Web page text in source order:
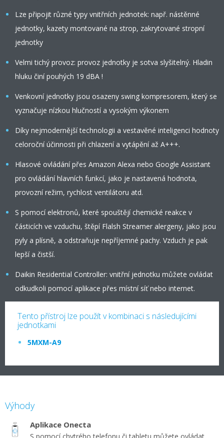
Lze připojit různé typy vnitřních jednotek: např. nástěnné
jednotky, kazety montované na strop, zakrytované stropní
jednotky
Velmi tichý provoz: provoz jednotky je sotva slyšitelný. Hladin
hluku činí pouhých 19 dBA !
Venkovní jednotky jsou osazeny swing kompresorem, který se
vyznačuje nízkou hlučností a vysokým výkonem
Díky nejmodernější technologii a vestavěné inteligenci hodnoty
celoroční účinnosti při chlazení a vytápění až A+++.
Hlasové ovládání přes Amazon Alexa nebo Google Assistant
pro ovládání hlavních funkcí, jako je nastavená hodnota,
provozní režim, rychlost ventilátoru atd.
S pomocí elektronů, které spouštějí chemické reakce v
částicích ve vzduchu, štěpí Flalsh Streamer alergeny, jako jsou
pyly a plísně, a odstraňuje nepříjemné pachy. Vzduch je pak
lepší a čistší.
Daikin Residential Controller: vnitřní jednotku můžete ovládat
odkudkoli pomocí aplikace přes místní síť nebo internet.
Tento přístroj lze použít v kombinaci s následujícími
jednotkami
5MXM-A9
Výhody
Aplikace Onecta